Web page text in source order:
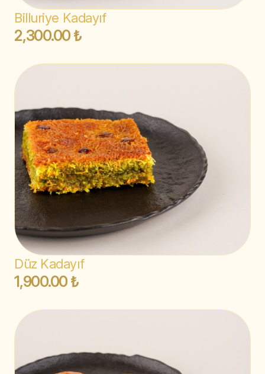
Billuriye Kadayıf
2,300.00 ₺
Düz Kadayıf
1,900.00 ₺